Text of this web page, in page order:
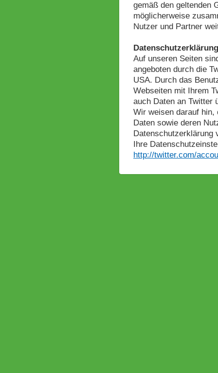
gemäß den geltenden
möglicherweise
Nutzer und Partner
Auf unseren Seiten
angeboten durch die
USA. Durch das
Webseiten mit Ihrem
auch Daten an Twitter
Wir weisen darauf
Daten sowie deren
Datenschutzerklärung
Ihre
http://twitter.com/